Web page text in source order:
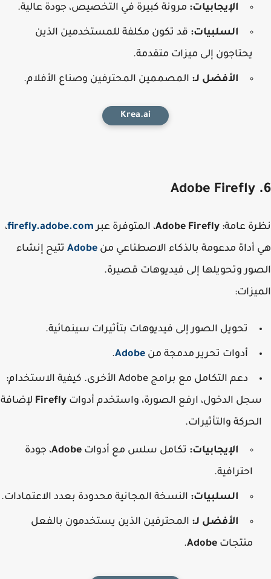
الإيجابيات:مرونة كبيرة في التخصيص، جودة عالية.
السلبيات:قد تكون مكلفة للمستخدمين الذين
يحتاجون إلى ميزات متقدمة.
الأفضل لـ: المصممين المحترفين وصناع الأفلام.
Krea.ai
عامة:
Adobe Firefly، المتوفرة عبرfirefly.adobe.com،
أداة مدعومة بالذكاء الاصطناعي منAdobeتتيح إنشاء
وتحويلها إلى فيديوهات قصيرة.
:
تحويل الصور إلى فيديوهات بتأثيرات سينمائية.
أدوات تحرير مدمجة منAdobe
.
دعم التكامل مع برامج Adobe الأخرى. كيفية الاستخدام:
الدخول، ارفع الصورة، واستخدم أدواتFireflyلإضافة
والتأثيرات.
الإيجابيات:تكامل سلس مع أدواتAdobe
، جودة
احترافية.
السلبيات:النسخة المجانية محدودة بعدد الاعتمادات.
الأفضل لـ: المحترفين الذين يستخدمون بالفعل
منتجاتAdobe
.